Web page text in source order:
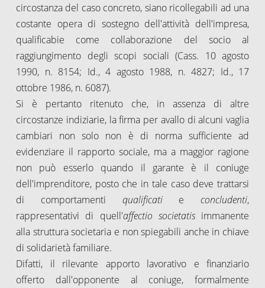
circostanza del caso concreto, siano ricollegabili ad una
costante opera di sostegno dell'attività dell'impresa,
qualificabie come collaborazione del socio al
raggiungimento degli scopi sociali (Cass. 10 agosto
1990, n. 8154; Id., 4 agosto 1988, n. 4827; Id., 17
ottobre 1986, n. 6087).
Si è pertanto ritenuto che, in assenza di altre
circostanze indiziarie, la firma per avallo di alcuni vaglia
cambiari non solo non è di norma sufficiente ad
evidenziare il rapporto sociale, ma a maggior ragione
non può esserlo quando il garante è il coniuge
dell'imprenditore, posto che in tale caso deve trattarsi
di comportamenti qualificatie concludenti,
rappresentativi di quell'affectio societatisimmanente
alla struttura societaria e non spiegabili anche in chiave
di solidarietà familiare.
Difatti, il rilevante apporto lavorativo e finanziario
offerto dall'opponente al coniuge, formalmente